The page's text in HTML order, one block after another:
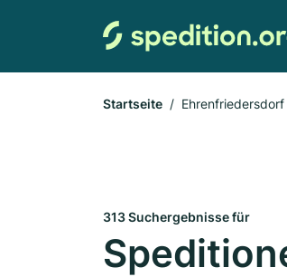
Startseite Ehrenfriedersdorf
313 Suchergebnisse für